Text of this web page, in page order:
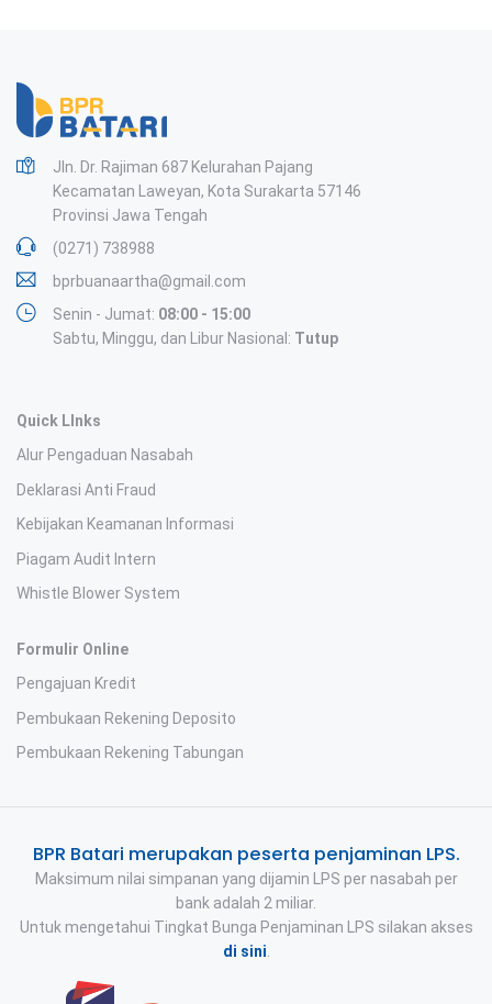
Jln. Dr. Rajiman 687 Kelurahan Pajang
Kecamatan Laweyan, Kota Surakarta 57146
Provinsi Jawa Tengah
(0271) 738988
bprbuanaartha@gmail.com
Senin - Jumat: 08:00 - 15:00
Sabtu, Minggu, dan Libur Nasional: Tutup
Quick LInks
Alur Pengaduan Nasabah
Deklarasi Anti Fraud
Kebijakan Keamanan Informasi
Piagam Audit Intern
Whistle Blower System
Formulir Online
Pengajuan Kredit
Pembukaan Rekening Deposito
Pembukaan Rekening Tabungan
BPR Batari merupakan peserta penjaminan LPS.
Maksimum nilai simpanan yang dijamin LPS per nasabah per
bank adalah 2 miliar.
Untuk mengetahui Tingkat Bunga Penjaminan LPS silakan akses
di sini